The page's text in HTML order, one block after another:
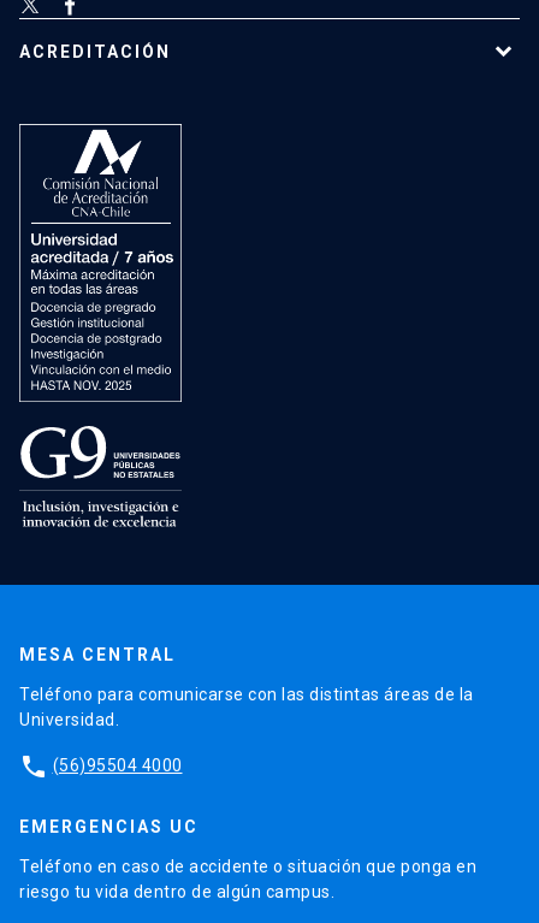
ACREDITACIÓN
MESA CENTRAL
Teléfono para comunicarse con las distintas áreas de la
Universidad.
phone (56)95504 4000
EMERGENCIAS UC
Teléfono en caso de accidente o situación que ponga en
riesgo tu vida dentro de algún campus.